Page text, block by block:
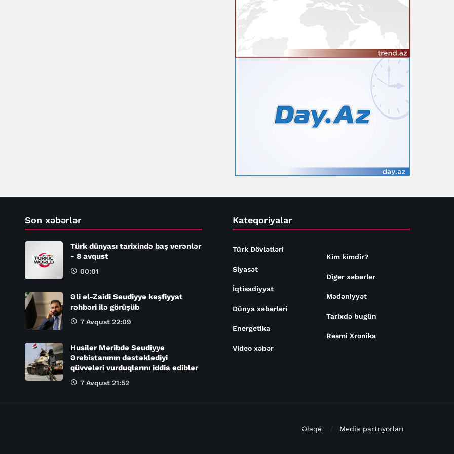
Son xəbərlər
Türk dünyası tarixində baş verənlər
- 8 avqust
00:01
Əli əl-Zaidi Səudiyyə kəşfiyyat
rəhbəri ilə görüşüb
7 Avqust 22:09
Husilər Məribdə Səudiyyə
Ərəbistanının dəstəklədiyi
qüvvələri vurduqlarını iddia ediblər
7 Avqust 21:52
Kateqoriyalar
Türk Dövlətləri
Siyasət
İqtisadiyyat
Dünya xəbərləri
Energetika
Video xəbər
Kim kimdir?
Digər xəbərlər
Mədəniyyət
Tarixdə bugün
Rəsmi Xronika
Əlaqə Media partnyorları